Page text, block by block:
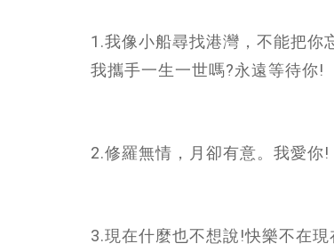
1.我像小船尋找港灣，不能把你
我攜手一生一世嗎?永遠等待你!
2.修羅無情，月卻有意。我愛你!
3.現在什麼也不想說!快樂不在